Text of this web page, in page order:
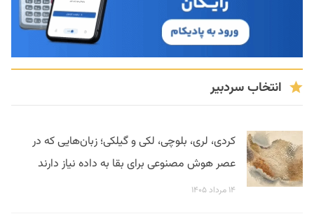
انتخاب سردبیر
کردی، لری، بلوچی، لکی و گیلکی؛ زبان‌هایی که در
عصر هوش مصنوعی برای بقا به داده نیاز دارند
۱۴ مرداد ۱۴۰۵